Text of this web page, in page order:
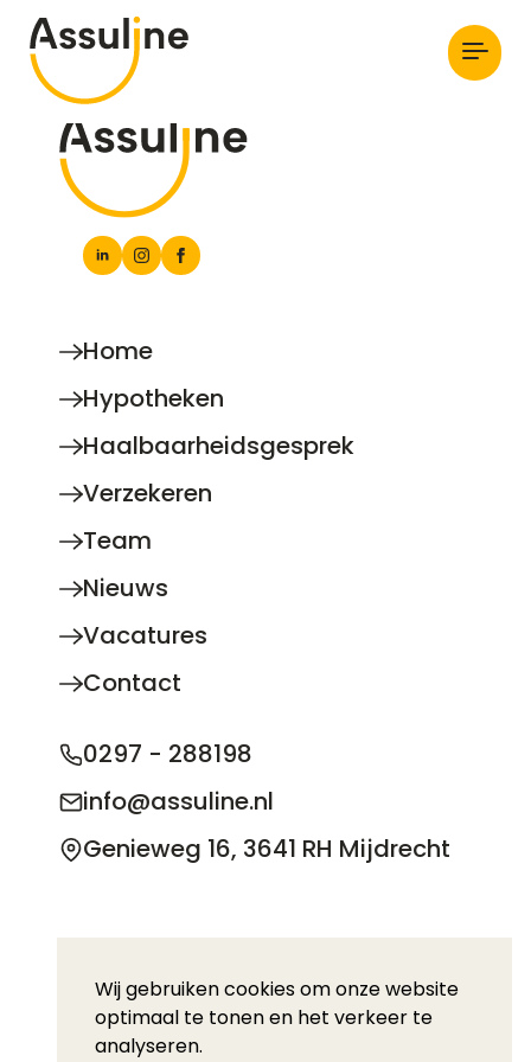
Home
Hypotheken
Haalbaarheidsgesprek
Verzekeren
Team
Nieuws
Vacatures
Contact
0297 - 288198
info@assuline.nl
Genieweg 16, 3641 RH Mijdrecht
Privacy statement
Wij gebruiken cookies om onze website
optimaal te tonen en het verkeer te
analyseren.